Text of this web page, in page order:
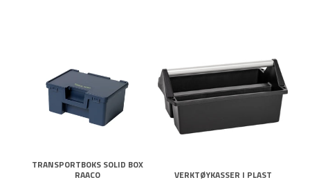
TRANSPORTBOKS SOLID BOX
RAACO VERKTØYKASSER I PLAST